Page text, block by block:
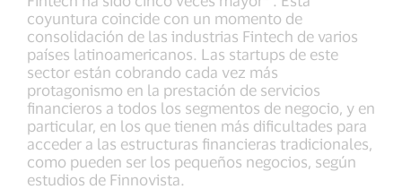
coyuntura coincide con un momento de
consolidación de las industrias Fintech de varios
países latinoamericanos. Las startups de este
sector están cobrando cada vez más
protagonismo en la prestación de servicios
financieros a todos los segmentos de negocio, y en
particular, en los que tienen más dificultades para
acceder a las estructuras financieras tradicionales,
como pueden ser los pequeños negocios, según
estudios de Finnovista.